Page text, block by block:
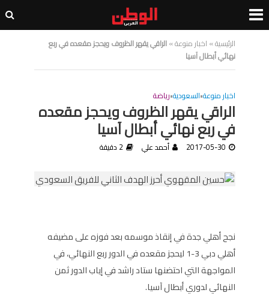
الرئيسية» اخبار منوعة»الراقي يقهر الظروف ويحجز مقعده في ربع
نهائي أبطال آسيا
اخبار منوعة•السعودية•رياضة
الراقي يقهر الظروف ويحجز مقعده
في ربع نهائي أبطال آسيا
2017-05-30 أحمد علي 2 دقيقة
نجح أهلي جدة في إنقاذ موسمه بعد فوزه على مضيفه
أهلي دبي 3-1 ليحجز مقعده في الدور ربع النهائي، في
المواجهة التي احتضنها ستاد راشد في إياب الدور ثمن
النهائي لدوري أبطال آسيا.